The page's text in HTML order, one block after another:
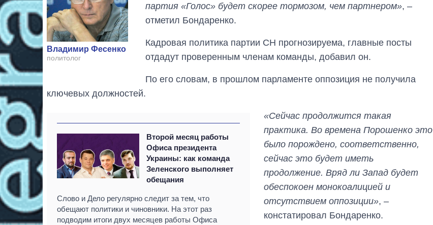
Владимир Фесенко
политолог
партия «Голос» будет скорее тормозом, чем партнером», –
отметил Бондаренко.
Кадровая политика партии СН прогнозируема, главные посты
отдадут проверенным членам команды, добавил он.
По его словам, в прошлом парламенте оппозиция не получила
ключевых должностей.
Второй месяц работы
Офиса президента
Украины: как команда
Зеленского выполняет
обещания
Слово и Дело регулярно следит за тем, что
обещают политики и чиновники. На этот раз
подводим итоги двух месяцев работы Офиса
«Сейчас продолжится такая
практика. Во времена Порошенко это
было порождено, соответственно,
сейчас это будет иметь
продолжение. Вряд ли Запад будет
обеспокоен монокоалицией и
отсутствием оппозиции», –
констатировал Бондаренко.